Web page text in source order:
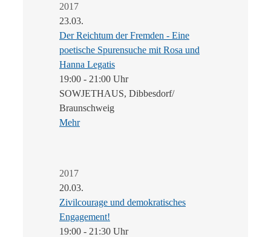
2017
23.03.
Der Reichtum der Fremden - Eine
poetische Spurensuche mit Rosa und
Hanna Legatis
19:00 - 21:00 Uhr
SOWJETHAUS, Dibbesdorf/
Braunschweig
Mehr
2017
20.03.
Zivilcourage und demokratisches
Engagement!
19:00 - 21:30 Uhr